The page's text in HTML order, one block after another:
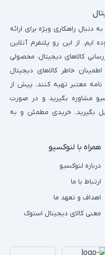
دنبال راهکاری ویژه برای ارائه
ایم. از این رو پلتفرم آنلاین
کالاهای دیجیتال، محصولی
خاطر کالاهای دیجیتال
معتبر تهیه کنند. پیش از
مشاوره بگیرید و در صورت
بگیرید. خریدی مطمئن و به
همراه با لنوکسیو
درباره لنوکسیو
ارتباط با ما
اهداف و تعهد ما
معنی کالای دیجیتال استوک